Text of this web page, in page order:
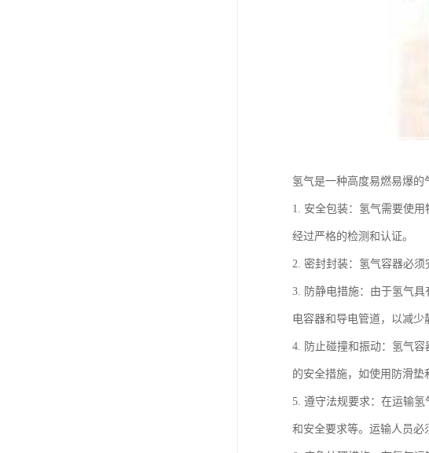
氢气是一种高度易燃易爆的
1. 安全包装：氢气需要使
经过严格的检测和认证。
2. 密封封装：氢气容器必
3. 防静电措施：由于氢气
电容器和导电管道，以减少
4. 防止碰撞和振动：氢气
的安全措施，如使用防滑垫
5. 遵守法规要求：在运输
和安全要求等。运输人员必